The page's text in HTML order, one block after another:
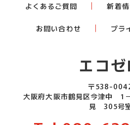
よくあるご質問 新着
お問い合わせ プラ
エコゼ
〒538-
大阪府大阪市鶴見区今津中 1
見 305号